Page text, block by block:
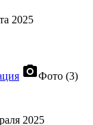
2025
photo_cameraФото (3)
2025